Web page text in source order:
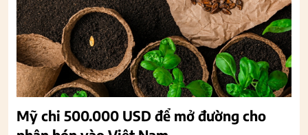
Mỹ chi 500.000 USD để mở đường cho